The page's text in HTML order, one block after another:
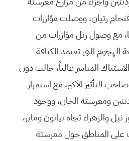
رتيان، ووصلت مؤازرات
مع وصول رتل مؤازرات من
التي تعتمد الكثافة
المباشر غالباً، حالت دون
التأثير الأكبر، مع استمرار
ومعرستة الخان، ووجود
والزهراء تجاه بيانون وماير،
على المناطق حول معرستة